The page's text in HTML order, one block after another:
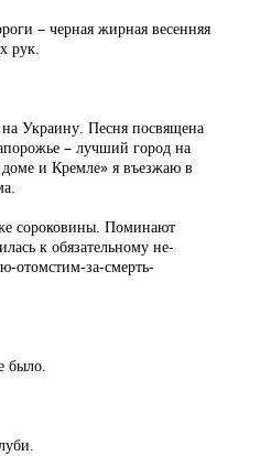
– черная жирная весенняя
рук.
Украину. Песня посвящена
– лучший город на
и Кремле» я въезжаю в
сороковины. Поминают
к обязательному не-
отомстим-за-смерть-
было.